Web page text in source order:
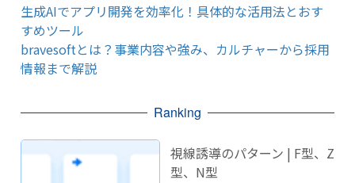
生成AIでアプリ開発を効率化！具体的な活用法とおす
すめツール
bravesoftとは？事業内容や強み、カルチャーから採用
情報まで解説
Ranking
視線誘導のパターン | F型、Z
型、N型